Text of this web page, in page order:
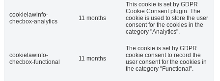
cookielawinfo-
checbox-analytics
11 months
This cookie is set by GDPR
Cookie Consent plugin. The
cookie is used to store the user
consent for the cookies in the
category "Analytics".
cookielawinfo-
checbox-functional
11 months
The cookie is set by GDPR
cookie consent to record the
user consent for the cookies in
the category "Functional".